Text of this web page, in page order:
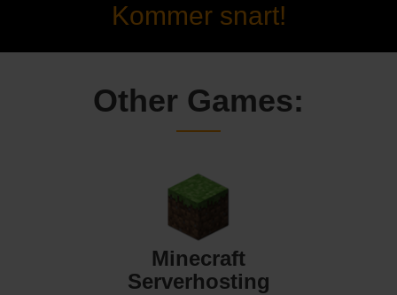
Kommer snart!
Other Games:
Minecraft
Serverhosting